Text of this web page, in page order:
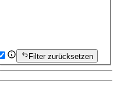
Filter zurücksetzen